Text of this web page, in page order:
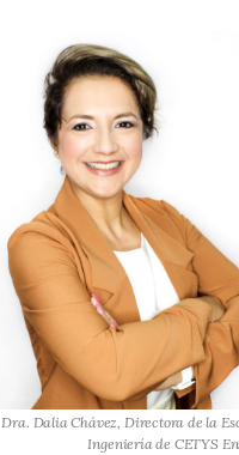
Dra. Dalia Chávez, Directora de la
Ingeniería de CETYS